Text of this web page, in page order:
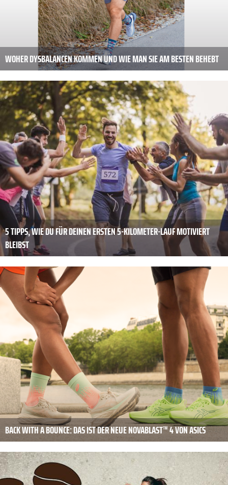
WOHER DYSBALANCEN KOMMEN UND WIE MAN SIE AM BESTEN BEHEBT
5 TIPPS, WIE DU FÜR DEINEN ERSTEN 5-KILOMETER-LAUF MOTIVIERT
BLEIBST
BACK WITH A BOUNCE: DAS IST DER NEUE NOVABLAST™ 4 VON ASICS